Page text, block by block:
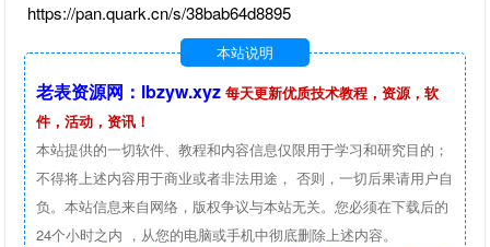
https://pan.quark.cn/s/38bab64d8895
本站说明
老表资源网：lbzyw.xyz 每天更新优质技术教程，资源，软
件，活动，资讯！
本站提供的一切软件、教程和内容信息仅限用于学习和研究目的；
不得将上述内容用于商业或者非法用途， 否则，一切后果请用户自
负。本站信息来自网络，版权争议与本站无关。您必须在下载后的
24个小时之内 ，从您的电脑或手机中彻底删除上述内容。